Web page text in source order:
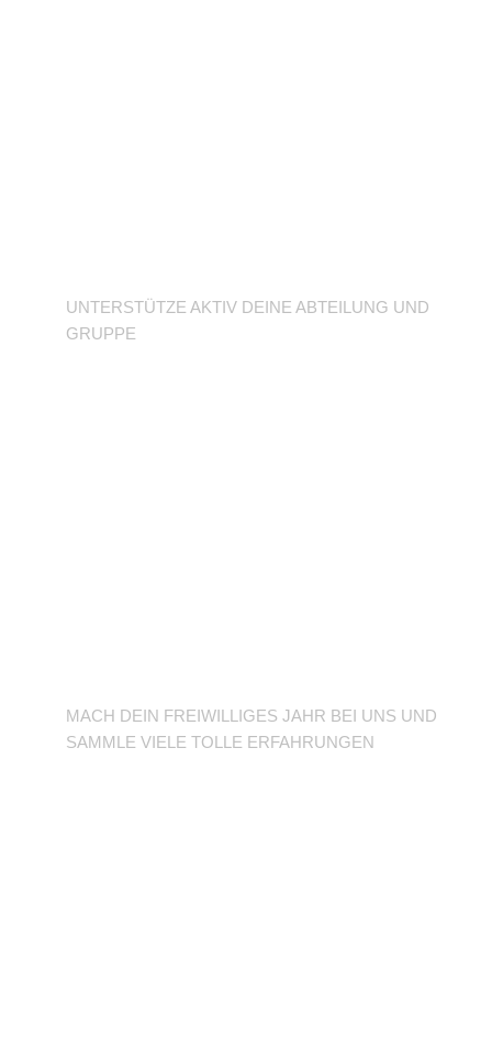
UNTERSTÜTZE AKTIV DEINE ABTEILUNG UND
GRUPPE
MACH DEIN FREIWILLIGES JAHR BEI UNS UND
SAMMLE VIELE TOLLE ERFAHRUNGEN